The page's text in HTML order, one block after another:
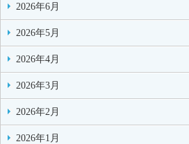
2026年6月
2026年5月
2026年4月
2026年3月
2026年2月
2026年1月